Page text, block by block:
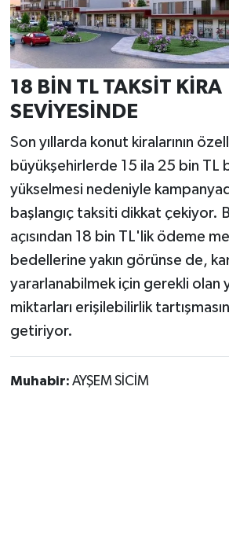
18 BİN TL TAKSİT KİRA
SEVİYESİNDE
Son yıllarda konut kiralarının
büyükşehirlerde 15 ila 25 bin TL
yükselmesi nedeniyle
başlangıç taksiti dikkat çekiyor.
açısından 18 bin TL'lik ödeme
bedellerine yakın görünse de,
yararlanabilmek için gerekli olan
miktarları erişilebilirlik
getiriyor.
Muhabir: AYŞEM SİCİM